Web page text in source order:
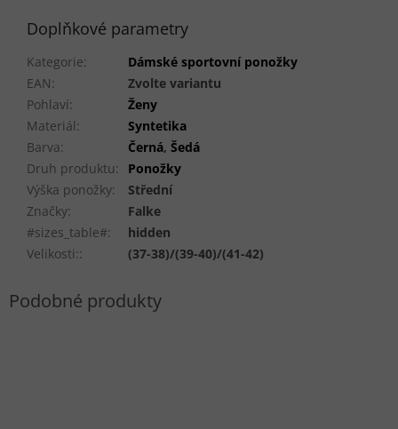
Doplňkové parametry
Kategorie:
Dámské sportovní ponožky
EAN:
Zvolte variantu
Pohlaví:
Ženy
Materiál:
Syntetika
Barva: Černá, Šedá
Druh produktu:
Ponožky
Výška ponožky:
Střední
Značky:
Falke
#sizes_table#:
hidden
Velikosti:: (37-38)/(39-40)/(41-42)